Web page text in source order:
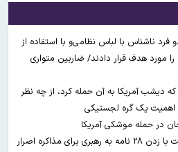
فرد ناشناس با لباس نظامی‌و با استفاده از
مورد هدف قرار دادند/ ضاربین متواری
دیشب آمریکا به آن حمله کرد، از چه نظر
اهمیت یک گره لجستیکی
ابوترابی، نماینده مجلس: دولت با زدن ۲۸ نامه به رهبری برای مذاکره اصرار